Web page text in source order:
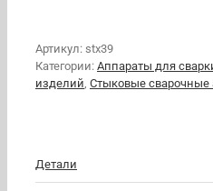
Артикул: stx39
Категории: Аппараты для
изделий, Стыковые сварочные
Детали